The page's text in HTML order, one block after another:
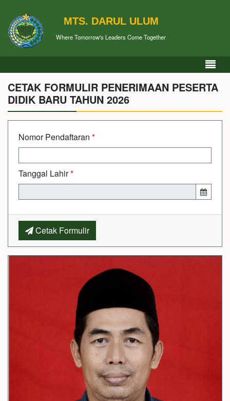
MTS. DARUL ULUM
Where Tomorrow's Leaders Come Together
CETAK FORMULIR PENERIMAAN PESERTA
DIDIK BARU TAHUN 2026
Nomor Pendaftaran *
Tanggal Lahir*
Cetak Formulir